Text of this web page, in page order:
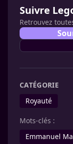
Suivre
Retrouvez
CATÉGORIE
Royauté
Mots-clés :
Emmanuel